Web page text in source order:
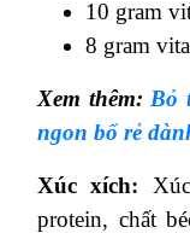
10 gram
8 gram
Xem thêm: Bỏ
ngon bổ rẻ
Xúc xích:
protein, chất